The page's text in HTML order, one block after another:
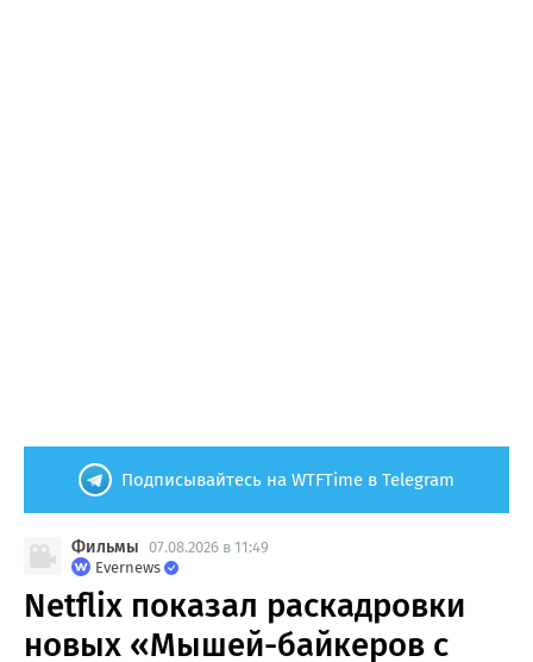
Подписывайтесь на WTFTime в Telegram
Фильмы 07.08.2026 в 11:49
Evernews
Netflix показал раскадровки
новых «Мышей-байкеров с